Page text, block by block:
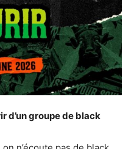
d’un groupe de black